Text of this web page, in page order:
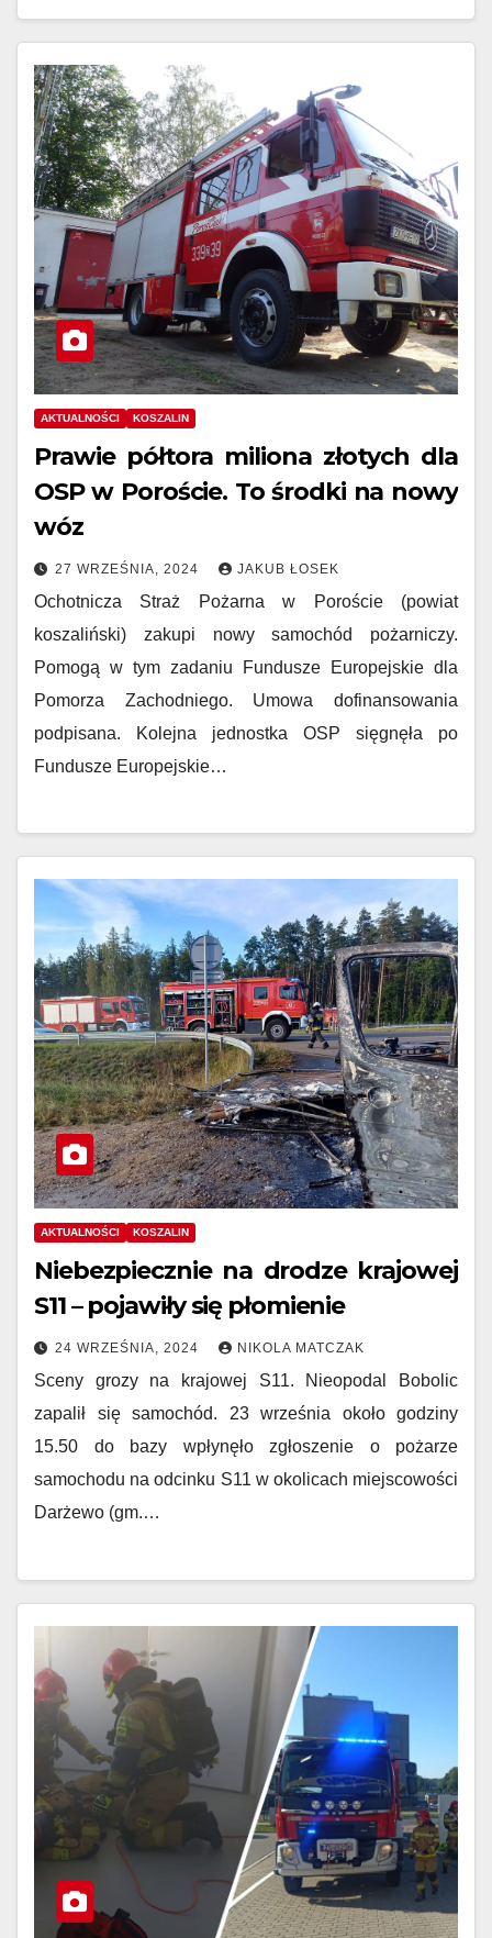
AKTUALNOŚCI KOSZALIN
Prawie półtora miliona złotych dla
OSP w Poroście. To środki na nowy
wóz
27 WRZEŚNIA, 2024 JAKUB ŁOSEK
Ochotnicza Straż Pożarna w Poroście (powiat
koszaliński) zakupi nowy samochód pożarniczy.
Pomogą w tym zadaniu Fundusze Europejskie dla
Pomorza Zachodniego. Umowa dofinansowania
podpisana. Kolejna jednostka OSP sięgnęła po
Fundusze Europejskie…
AKTUALNOŚCI KOSZALIN
Niebezpiecznie na drodze krajowej
S11 – pojawiły się płomienie
24 WRZEŚNIA, 2024 NIKOLA MATCZAK
Sceny grozy na krajowej S11. Nieopodal Bobolic
zapalił się samochód. 23 września około godziny
15.50 do bazy wpłynęło zgłoszenie o pożarze
samochodu na odcinku S11 w okolicach miejscowości
Darżewo (gm.…